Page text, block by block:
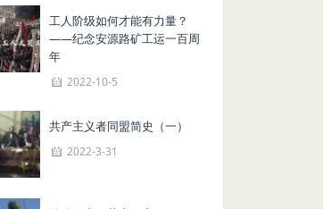
工人阶级如何才能有力量？
——纪念安源路矿工运一百周
年
2022-10-5
共产主义者同盟简史（一）
2022-3-31